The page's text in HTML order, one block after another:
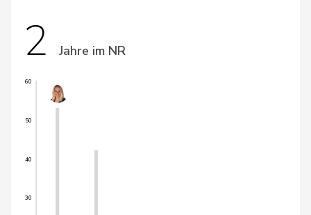
2 Jahre im NR
30
40
50
60